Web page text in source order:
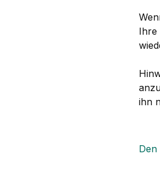
Ihre
ihn